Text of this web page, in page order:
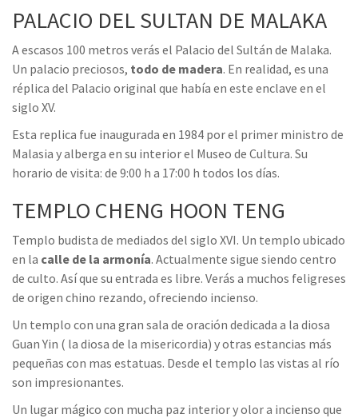
PALACIO DEL SULTAN DE MALAKA
A escasos 100 metros verás el Palacio del Sultán de Malaka.
Un palacio preciosos, todo de madera. En realidad, es una
réplica del Palacio original que había en este enclave en el
siglo XV.
Esta replica fue inaugurada en 1984 por el primer ministro de
Malasia y alberga en su interior el Museo de Cultura. Su
horario de visita: de 9:00 h a 17:00 h todos los días.
TEMPLO CHENG HOON TENG
Templo budista de mediados del siglo XVI. Un templo ubicado
en la calle de la armonía. Actualmente sigue siendo centro
de culto. Así que su entrada es libre. Verás a muchos feligreses
de origen chino rezando, ofreciendo incienso.
Un templo con una gran sala de oración dedicada a la diosa
Guan Yin ( la diosa de la misericordia) y otras estancias más
pequeñas con mas estatuas. Desde el templo las vistas al río
son impresionantes.
Un lugar mágico con mucha paz interior y olor a incienso que